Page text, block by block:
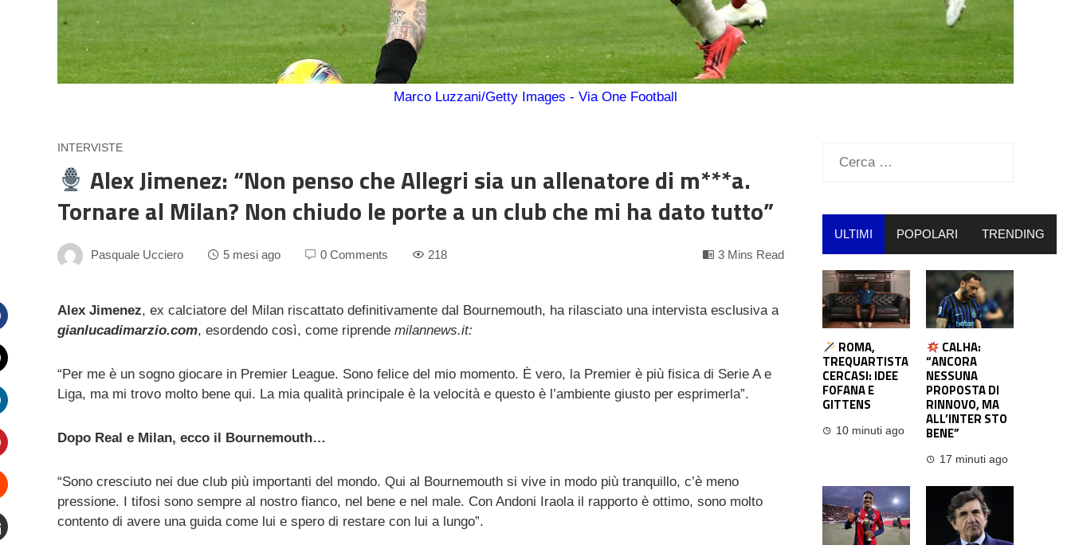
Marco Luzzani/Getty Images - Via One Football
INTERVISTE
Alex Jimenez: “Non penso che Allegri sia un allenatore di m***a.
Tornare al Milan? Non chiudo le porte a un club che mi ha dato tutto”
Pasquale Ucciero 5 mesi ago 0 Comments 218 3 Mins Read
Alex Jimenez, ex calciatore del Milan riscattato definitivamente dal Bournemouth, ha rilasciato una intervista esclusiva a
gianlucadimarzio.com, esordendo così, come riprende milannews.it:
“Per me è un sogno giocare in Premier League. Sono felice del mio momento. È vero, la Premier è più fisica di Serie A e
Liga, ma mi trovo molto bene qui. La mia qualità principale è la velocità e questo è l’ambiente giusto per esprimerla”.
Dopo Real e Milan, ecco il Bournemouth…
“Sono cresciuto nei due club più importanti del mondo. Qui al Bournemouth si vive in modo più tranquillo, c’è meno
pressione. I tifosi sono sempre al nostro fianco, nel bene e nel male. Con Andoni Iraola il rapporto è ottimo, sono molto
contento di avere una guida come lui e spero di restare con lui a lungo”.
Ricerca
ULTIMI POPOLARI TRENDING
ROMA,
TREQUARTISTA
CERCASI: IDEE
FOFANA E
GITTENS
10 minuti ago
CALHA:
“ANCORA
NESSUNA
PROPOSTA DI
RINNOVO, MA
ALL’INTER STO
BENE”
17 minuti ago